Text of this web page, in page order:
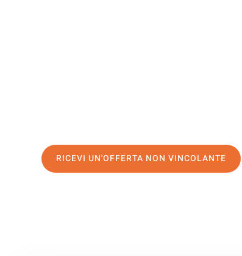
RICEVI UN'OFFERTA NON VINCOLANTE